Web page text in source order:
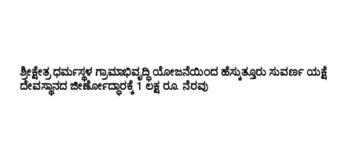
ಶ್ರೀಕ್ಷೇತ್ರ ಧರ್ಮಸ್ಥಳ ಗ್ರಾಮಾಭಿವೃದ್ಧಿ ಯೋಜನೆಯಿಂದ ಹೆಸ್ಕುತ್ತೂರು ಸುವರ್ಣ ಯಕ್ಷೆ
ದೇವಸ್ಥಾನದ ಜೀರ್ಣೋದ್ಧಾರಕ್ಕೆ 1 ಲಕ್ಷ ರೂ. ನೆರವು